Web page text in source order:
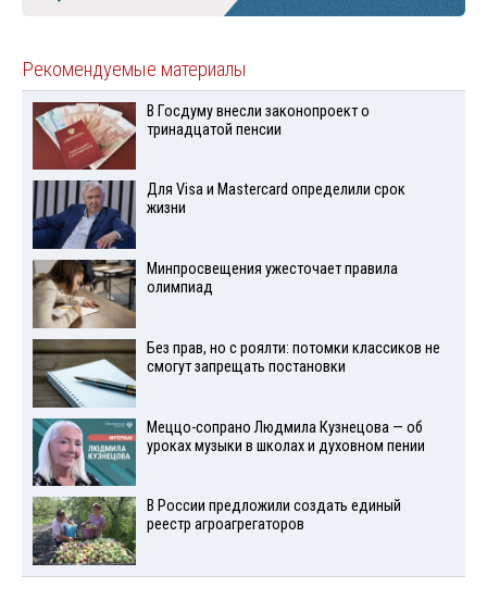
Рекомендуемые материалы
В Госдуму внесли законопроект о
тринадцатой пенсии
Для Visа и Mastercard определили срок
жизни
Минпросвещения ужесточает правила
олимпиад
Без прав, но с роялти: потомки классиков не
смогут запрещать постановки
Меццо-сопрано Людмила Кузнецова — об
уроках музыки в школах и духовном пении
В России предложили создать единый
реестр агроагрегаторов